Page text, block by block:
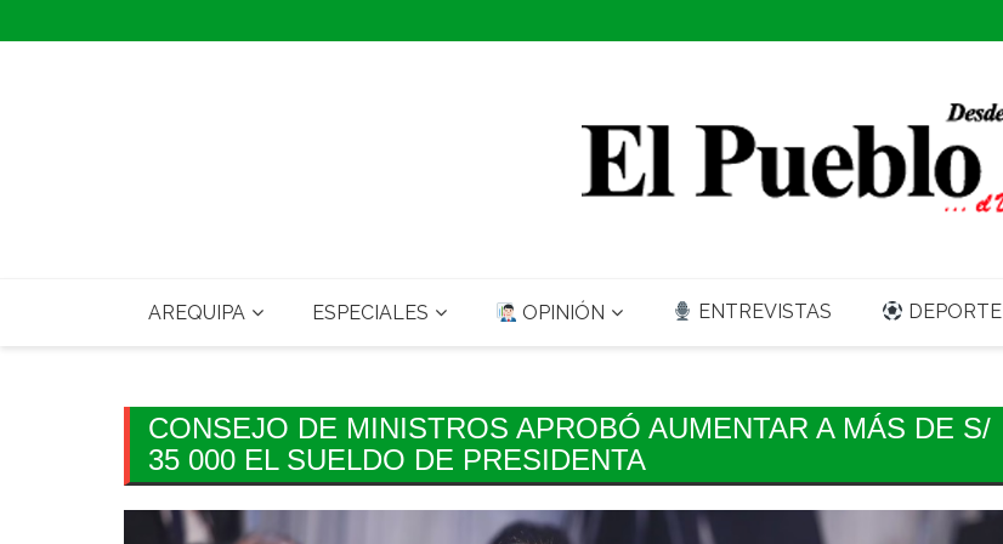
to
AREQUIPA ESPECIALES OPINIÓN ENTREVISTAS DEPORTE
CONSEJO DE MINISTROS APROBÓ AUMENTAR A MÁS DE S/
35 000 EL SUELDO DE PRESIDENTA